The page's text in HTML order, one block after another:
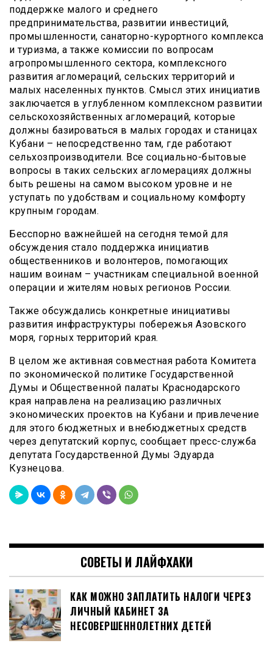
поддержке малого и среднего
предпринимательства, развитии инвестиций,
промышленности, санаторно-курортного комплекса
и туризма, а также комиссии по вопросам
агропромышленного сектора, комплексного
развития агломераций, сельских территорий и
малых населенных пунктов. Смысл этих инициатив
заключается в углубленном комплексном развитии
сельскохозяйственных агломераций, которые
должны базироваться в малых городах и станицах
Кубани – непосредственно там, где работают
сельхозпроизводители. Все социально-бытовые
вопросы в таких сельских агломерациях должны
быть решены на самом высоком уровне и не
уступать по удобствам и социальному комфорту
крупным городам.
Бесспорно важнейшей на сегодня темой для
обсуждения стало поддержка инициатив
общественников и волонтеров, помогающих
нашим воинам – участникам специальной военной
операции и жителям новых регионов России.
Также обсуждались конкретные инициативы
развития инфраструктуры побережья Азовского
моря, горных территорий края.
В целом же активная совместная работа Комитета
по экономической политике Государственной
Думы и Общественной палаты Краснодарского
края направлена на реализацию различных
экономических проектов на Кубани и привлечение
для этого бюджетных и внебюджетных средств
через депутатский корпус, сообщает пресс-служба
депутата Государственной Думы Эдуарда
Кузнецова.
СОВЕТЫ И ЛАЙФХАКИ
КАК МОЖНО ЗАПЛАТИТЬ НАЛОГИ ЧЕРЕЗ
ЛИЧНЫЙ КАБИНЕТ ЗА
НЕСОВЕРШЕННОЛЕТНИХ ДЕТЕЙ